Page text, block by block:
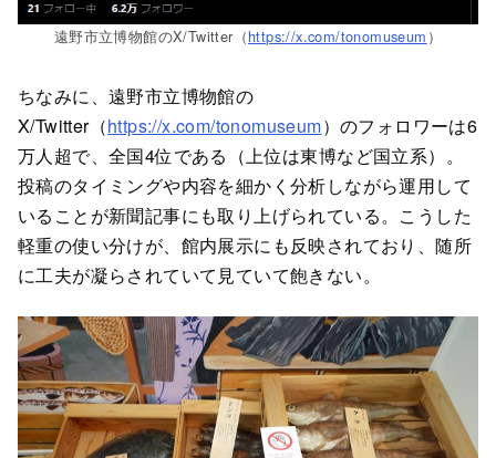
遠野市立博物館のX/Twitter（https://x.com/tonomuseum ）
ちなみに、遠野市立博物館の
X/Twitter（https://x.com/tonomuseum）のフォロワーは6
万人超で、全国4位である（上位は東博など国立系）。
投稿のタイミングや内容を細かく分析しながら運用して
いることが新聞記事にも取り上げられている。こうした
軽重の使い分けが、館内展示にも反映されており、随所
に工夫が凝らされていて見ていて飽きない。